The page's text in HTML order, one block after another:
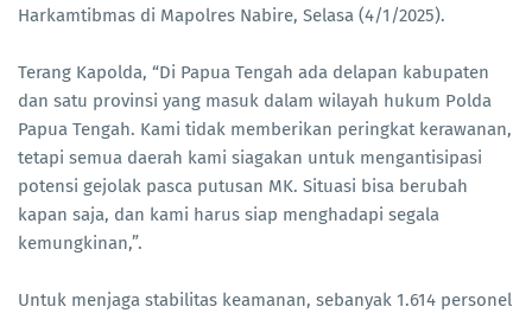
Harkamtibmas di Mapolres Nabire, Selasa (4/1/2025).
Terang Kapolda, “Di Papua Tengah ada delapan kabupaten
dan satu provinsi yang masuk dalam wilayah hukum Polda
Papua Tengah. Kami tidak memberikan peringkat kerawanan,
tetapi semua daerah kami siagakan untuk mengantisipasi
potensi gejolak pasca putusan MK. Situasi bisa berubah
kapan saja, dan kami harus siap menghadapi segala
kemungkinan,”.
Untuk menjaga stabilitas keamanan, sebanyak 1.614 personel